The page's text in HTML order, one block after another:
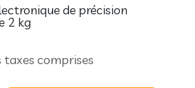
de précision
2 kg
taxes comprises